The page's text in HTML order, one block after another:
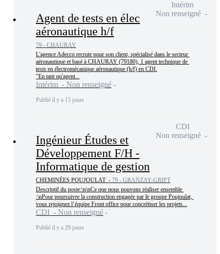
Agent de tests en élec
aéronautique h/f
79 - CHAURAY
L'agence Adecco recrute pour son client, spécialisé dans le secteur
aéronautique et basé à CHAURAY (79180), 1 agent technique de
tests en électromécanique aéronautique (h/f) en CDI.
"En tant qu'agent...
Intérim - Non renseigné
Publié il y a 15 jours
Intérim
Non renseigné
Ingénieur Études et
Développement F/H -
Informatique de gestion
CHEMINÉES POUJOULAT - 79 - GRANZAY-GRIPT
Descriptif du poste:\n\nCe que nous pouvons réaliser ensemble
:\nPour poursuivre la construction engagée par le groupe Poujoulat,
vous rejoignez l’équipe Front office pour concrétiser les projets...
CDI - Non renseigné
Publié il y a 29 jours
CDI
Non renseigné